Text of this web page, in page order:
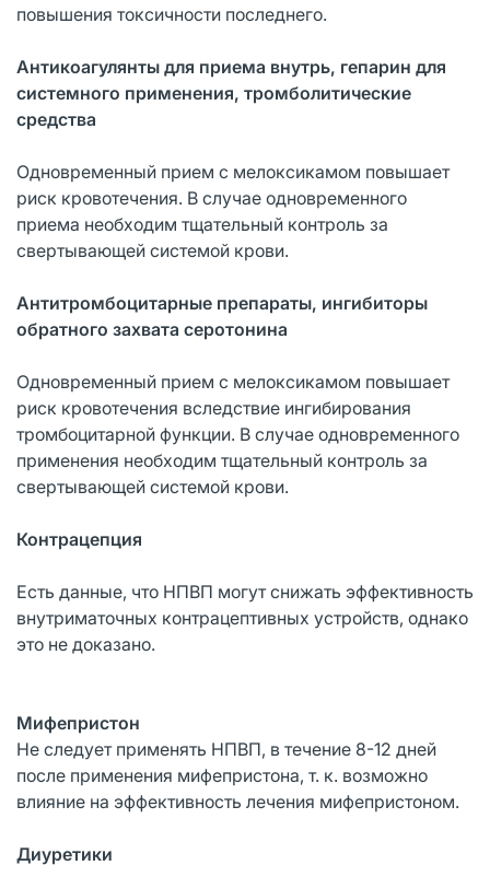
повышения токсичности последнего.
Антикоагулянты для приема внутрь, гепарин для
системного применения, тромболитические
средства
Одновременный прием с мелоксикамом повышает
риск кровотечения. В случае одновременного
приема необходим тщательный контроль за
свертывающей системой крови.
Антитромбоцитарные препараты, ингибиторы
обратного захвата серотонина
Одновременный прием с мелоксикамом повышает
риск кровотечения вследствие ингибирования
тромбоцитарной функции. В случае одновременного
применения необходим тщательный контроль за
свертывающей системой крови.
Контрацепция
Есть данные, что НПВП могут снижать эффективность
внутриматочных контрацептивных устройств, однако
это не доказано.
Мифепристон
Не следует применять НПВП, в течение 8-12 дней
после применения мифепристона, т. к. возможно
влияние на эффективность лечения мифепристоном.
Диуретики